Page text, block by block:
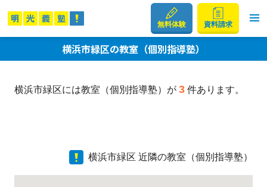
無料体験 資料請求
横浜市緑区の教室（個別指導塾）
横浜市緑区には教室（個別指導塾）が 3件あります。
横浜市緑区 近隣の教室（個別指導塾）